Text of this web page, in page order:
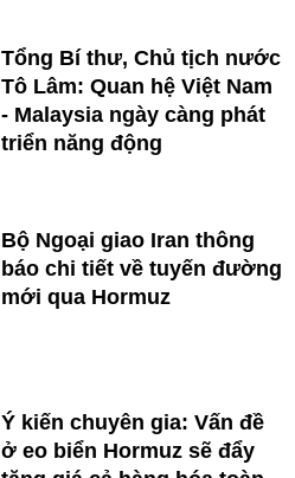
Tổng Bí thư, Chủ tịch nước
Tô Lâm: Quan hệ Việt Nam
- Malaysia ngày càng phát
triển năng động
Bộ Ngoại giao Iran thông
báo chi tiết về tuyến đường
mới qua Hormuz
Ý kiến chuyên gia: Vấn đề
ở eo biển Hormuz sẽ đẩy